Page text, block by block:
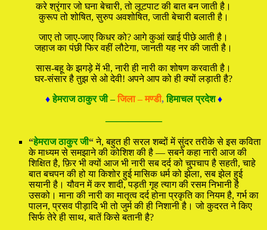
करे श्रृंगार जो घना बेचारी, तो लूटपाट की बात बन जाती है।
कुरूप तो शोषित, सुरुप अवशोषित, जाती बेचारी बलाती है।
जाए तो जाए-जाए किधर को? आगे कुआं खाई पीछे आती है।
जहाज का पंछी फिर वहीं लौटेगा, जानती यह नर की जाती है।
सास-बहू के झगड़े में भी, नारी ही नारी का शोषण करवाती है।
घर-संसार है तुझ से ओ देवी! अपने आप को ही क्यों लड़ाती है?
♦हेमराज ठाकुर जी –जिला – मण्डी, हिमाचल प्रदेश ♦
—————
“हेमराज ठाकुर जी“ने, बहुत ही सरल शब्दों में सुंदर तरीके से इस कविता
के माध्यम से समझाने की कोशिश की है — सबने कहा नारी आज की
शिक्षित है, फ़िर भी क्यों आज भी नारी सब दर्द को चु्पचाप है सहती, चाहे
बात बचपन की हो या किशोर हुई मासिक धर्म को झेला, सब झेल हुई
सयानी है। यौवन में कर शादी, पड़ती गृह त्याग की रसम निभानी है
उसको। माना की नारी का मातृत्व दर्द होना प्रकृति का नियम है, गर्भ का
पालन, प्रसव पीड़ादि भी तो जुर्म की ही निशानी है। जो कुदरत ने किए
सिर्फ तेरे ही साथ, बातें किसे बतानी है?